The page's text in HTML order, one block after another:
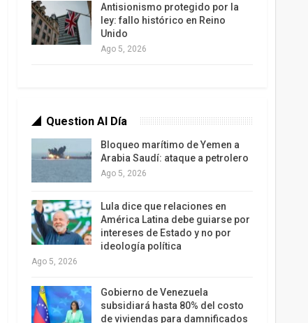
Antisionismo protegido por la
ley: fallo histórico en Reino
Unido
Ago 5, 2026
Question Al Día
Bloqueo marítimo de Yemen a
Arabia Saudí: ataque a petrolero
Ago 5, 2026
Lula dice que relaciones en
América Latina debe guiarse por
intereses de Estado y no por
ideología política
Ago 5, 2026
Gobierno de Venezuela
subsidiará hasta 80% del costo
de viviendas para damnificados